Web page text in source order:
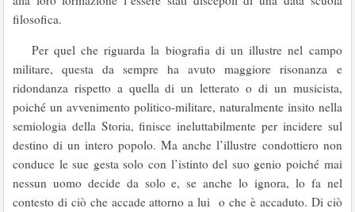
filosofica.
Per quel che riguarda la biografia di un illustre nel campo
militare, questa da sempre ha avuto maggiore risonanza e
ridondanza rispetto a quella di un letterato o di un musicista,
poiché un avvenimento politico-militare, naturalmente insito nella
semiologia della Storia, finisce ineluttabilmente per incidere sul
destino di un intero popolo. Ma anche l’illustre condottiero non
conduce le sue gesta solo con l’istinto del suo genio poiché mai
nessun uomo decide da solo e, se anche lo ignora, lo fa nel
contesto di ciò che accade attorno a lui o che è accaduto. Di ciò